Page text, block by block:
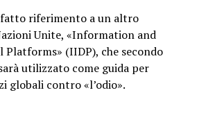
a moment to lose.
for a Code of Conduct:
7R0Hujf3y5
jnEozVr76K
fatto riferimento a un altro
Unite, «Information and
(IIDP), che secondo
utilizzato come guida per
globali contro «l’odio».